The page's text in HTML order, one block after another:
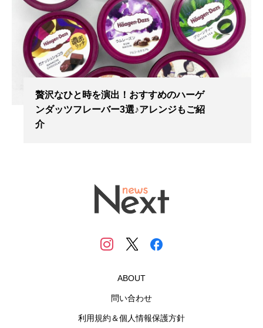
贅沢なひと時を演出！おすすめのハーゲ
ンダッツフレーバー3選♪アレンジもご紹
介
ABOUT
問い合わせ
利用規約＆個人情報保護方針